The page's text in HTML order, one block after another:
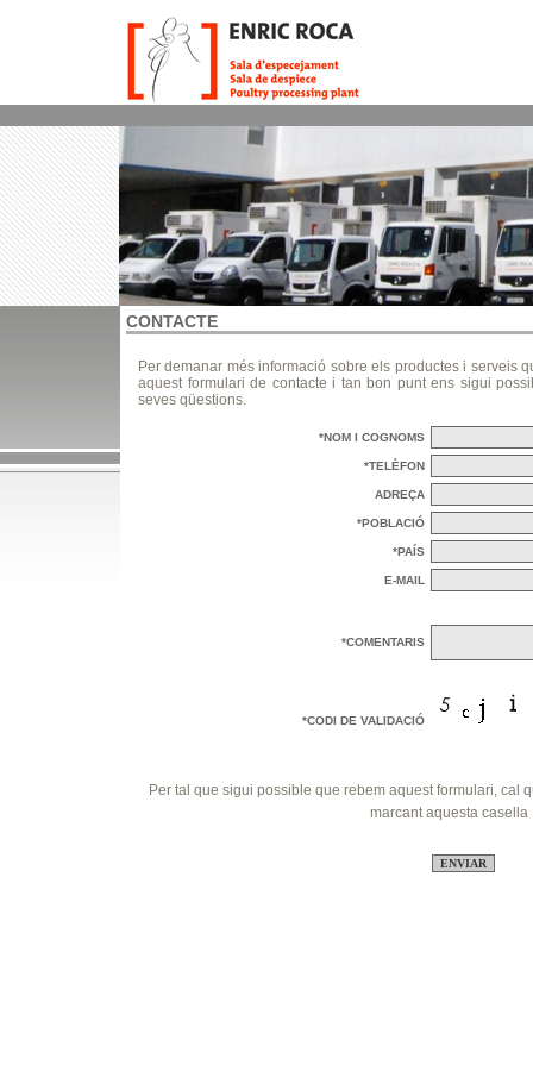
CONTACTE
Per demanar més informació sobre els productes i serveis
aquest formulari de contacte i tan bon punt ens sigui
seves qüestions.
*NOM I COGNOMS
*TELÈFON
ADREÇA
*POBLACIÓ
*PAÍS
E-MAIL
*COMENTARIS
*CODI DE VALIDACIÓ
Per tal que sigui possible que rebem aquest formulari, cal
marcant aquesta casella